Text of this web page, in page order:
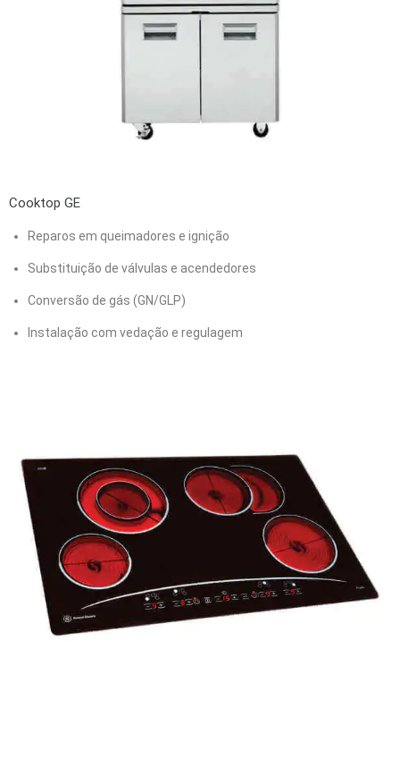
Cooktop GE
Reparos em queimadores e ignição
Substituição de válvulas e acendedores
Conversão de gás (GN/GLP)
Instalação com vedação e regulagem